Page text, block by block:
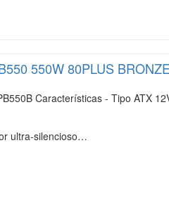
550W 80PLUS
Características - Tipo ATX
ultra-silencioso…